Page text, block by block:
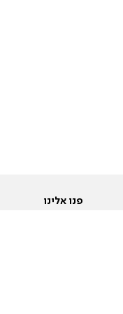
פנו אלינו